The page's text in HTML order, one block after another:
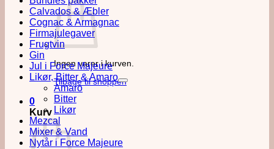
Ingen varer i kurven.
Tilbage til shoppen
0
Kurv
Calvados & Æbler
Cognac & Armagnac
Firmajulegaver
Frugtvin
Gin
Jul i Force Majeure
Likør, Bitter & Amaro
Amaro
Bitter
Likør
Mezcal
Mixer & Vand
Nytår i Force Majeure